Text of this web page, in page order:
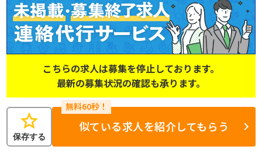
こちらの求人は募集を停止しております。
最新の募集状況の確認も承ります。
star
保存する
似ている求人を紹介してもらう